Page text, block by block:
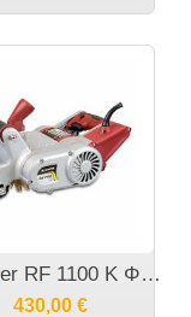
Stayer RF 1100 K Φρέζα αυλακώσεων (καναλοποιός) 1100W
430,00 €